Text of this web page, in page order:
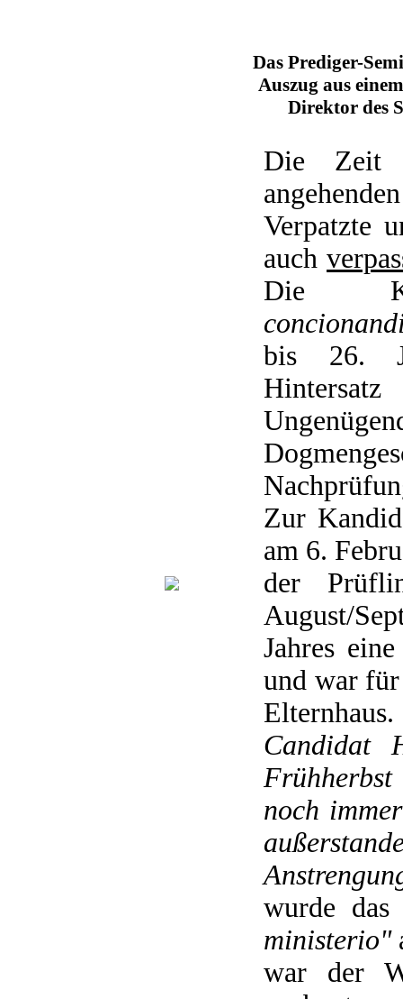
Das Prediger-
Auszug aus
Direktor des
Die Zeit
Verpatzte
auch
Die
bis 26.
Zur
am 6.
der
August/
Jahres
und war
Candidat
noch
wurde
ministerio"
war der